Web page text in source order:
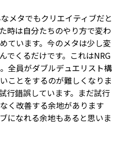
メタでもクリエイティブだと
時は自分たちのやり方で変わ
ています。今のメタは少し変
でくるだけです。これはNRG
全員がダブルデュエリスト構
ことをするのが難しくなりま
行錯誤しています。まだ試行
く改善する余地があります
になれる余地もあると思いま